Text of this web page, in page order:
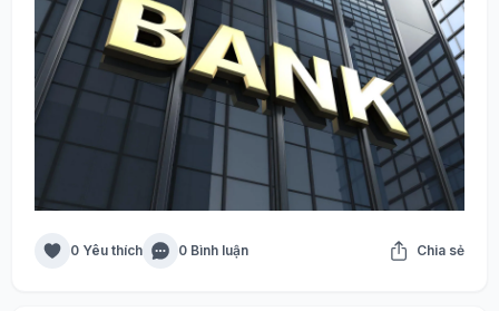
0 Yêu thích 0 Bình luận Chia sẻ